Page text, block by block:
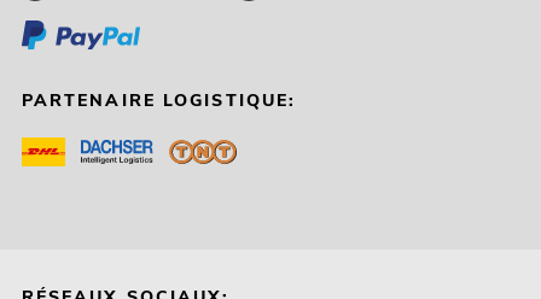
PARTENAIRE LOGISTIQUE: